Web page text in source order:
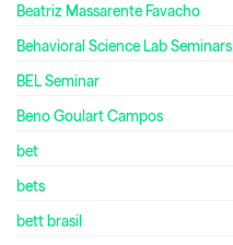
Beatriz Massarente Favacho
Behavioral Science Lab Seminars
BEL Seminar
Beno Goulart Campos
bet
bets
bett brasil